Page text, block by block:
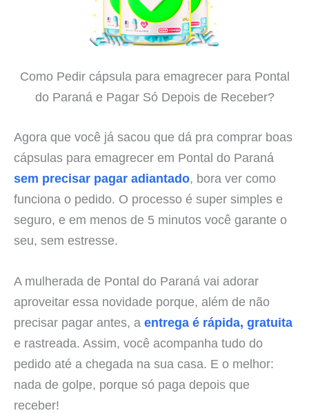
Como Pedir cápsula para emagrecer para Pontal
do Paraná e Pagar Só Depois de Receber?
Agora que você já sacou que dá pra comprar boas
cápsulas para emagrecer em Pontal do Paraná
sem precisar pagar adiantado, bora ver como
funciona o pedido. O processo é super simples e
seguro, e em menos de 5 minutos você garante o
seu, sem estresse.
A mulherada de Pontal do Paraná vai adorar
aproveitar essa novidade porque, além de não
precisar pagar antes, a entrega é rápida, gratuita
e rastreada. Assim, você acompanha tudo do
pedido até a chegada na sua casa. E o melhor:
nada de golpe, porque só paga depois que
receber!